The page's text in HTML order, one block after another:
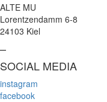
ALTE MU
Lorentzendamm 6-8
24103 Kiel
–
SOCIAL MEDIA
instagram
facebook